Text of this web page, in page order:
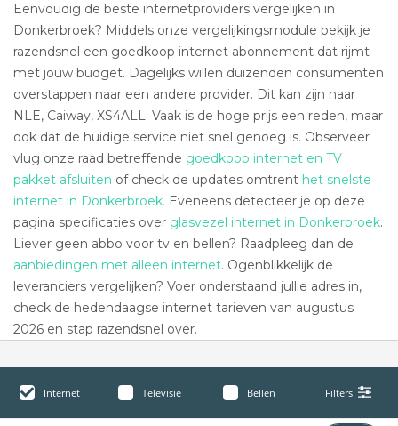
Eenvoudig de beste internetproviders vergelijken in
Donkerbroek? Middels onze vergelijkingsmodule bekijk je
razendsnel een goedkoop internet abonnement dat rijmt
met jouw budget. Dagelijks willen duizenden consumenten
overstappen naar een andere provider. Dit kan zijn naar
NLE, Caiway, XS4ALL. Vaak is de hoge prijs een reden, maar
ook dat de huidige service niet snel genoeg is. Observeer
vlug onze raad betreffende goedkoop internet en TV
pakket afsluiten of check de updates omtrent het snelste
internet in Donkerbroek. Eveneens detecteer je op deze
pagina specificaties over glasvezel internet in Donkerbroek.
Liever geen abbo voor tv en bellen? Raadpleeg dan de
aanbiedingen met alleen internet. Ogenblikkelijk de
leveranciers vergelijken? Voer onderstaand jullie adres in,
check de hedendaagse internet tarieven van augustus
2026 en stap razendsnel over.
Internet Televisie Bellen Filters